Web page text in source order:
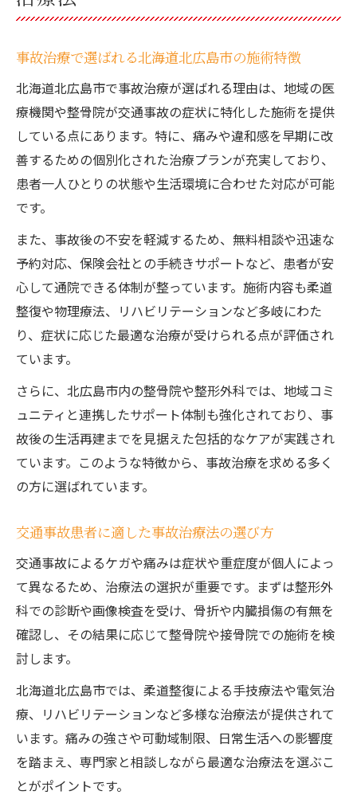
事故治療で選ばれる北海道北広島市の施術特徴
北海道北広島市で事故治療が選ばれる理由は、地域の医
療機関や整骨院が交通事故の症状に特化した施術を提供
している点にあります。特に、痛みや違和感を早期に改
善するための個別化された治療プランが充実しており、
患者一人ひとりの状態や生活環境に合わせた対応が可能
です。
また、事故後の不安を軽減するため、無料相談や迅速な
予約対応、保険会社との手続きサポートなど、患者が安
心して通院できる体制が整っています。施術内容も柔道
整復や物理療法、リハビリテーションなど多岐にわた
り、症状に応じた最適な治療が受けられる点が評価され
ています。
さらに、北広島市内の整骨院や整形外科では、地域コミ
ュニティと連携したサポート体制も強化されており、事
故後の生活再建までを見据えた包括的なケアが実践され
ています。このような特徴から、事故治療を求める多く
の方に選ばれています。
交通事故患者に適した事故治療法の選び方
交通事故によるケガや痛みは症状や重症度が個人によっ
て異なるため、治療法の選択が重要です。まずは整形外
科での診断や画像検査を受け、骨折や内臓損傷の有無を
確認し、その結果に応じて整骨院や接骨院での施術を検
討します。
北海道北広島市では、柔道整復による手技療法や電気治
療、リハビリテーションなど多様な治療法が提供されて
います。痛みの強さや可動域制限、日常生活への影響度
を踏まえ、専門家と相談しながら最適な治療法を選ぶこ
とがポイントです。